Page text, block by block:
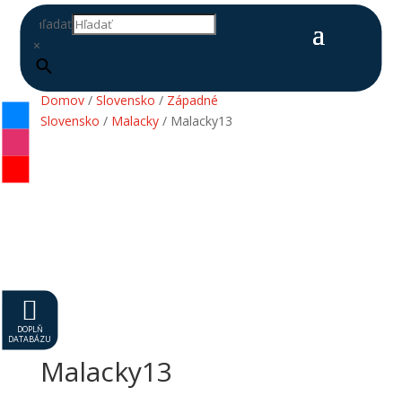
Hľadať
×

DOPLŇ
DATABÁZU
Domov/ Slovensko / Západné
Slovensko / Malacky/ Malacky13
Malacky13